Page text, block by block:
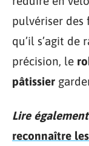
pulvériser des
qu’il s’agit de
précision, le
pâtissier
Lire
reconnaître